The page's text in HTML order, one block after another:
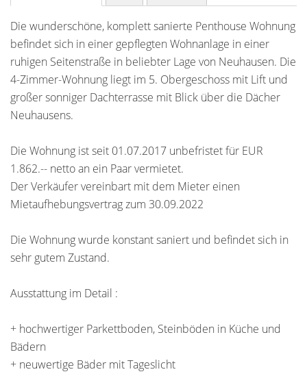
Die wunderschöne, komplett sanierte Penthouse Wohnung
befindet sich in einer gepflegten Wohnanlage in einer
ruhigen Seitenstraße in beliebter Lage von Neuhausen. Die
4-Zimmer-Wohnung liegt im 5. Obergeschoss mit Lift und
großer sonniger Dachterrasse mit Blick über die Dächer
Neuhausens.
Die Wohnung ist seit 01.07.2017 unbefristet für EUR
1.862.-- netto an ein Paar vermietet.
Der Verkäufer vereinbart mit dem Mieter einen
Mietaufhebungsvertrag zum 30.09.2022
Die Wohnung wurde konstant saniert und befindet sich in
sehr gutem Zustand.
Ausstattung im Detail :
+ hochwertiger Parkettboden, Steinböden in Küche und
Bädern
+ neuwertige Bäder mit Tageslicht